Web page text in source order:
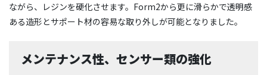
ながら、レジンを硬化させます。Form2から更に滑らかで透明感
ある造形とサポート材の容易な取り外しが可能となりました。
メンテナンス性、センサー類の強化